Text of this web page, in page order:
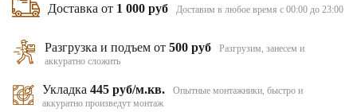
Доставка от 1 000 руб Доставим в любое время с 00:00 до 23:00
Разгрузка и подъем от500 руб
Разгрузим, занесем и
аккуратно сложить
Укладка 445 руб/м.кв.
Опытные монтажники, быстро и
аккуратно произведут монтаж